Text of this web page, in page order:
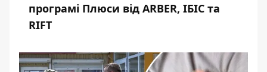
програмі Плюси від ARBER, ІБІС та
RIFT